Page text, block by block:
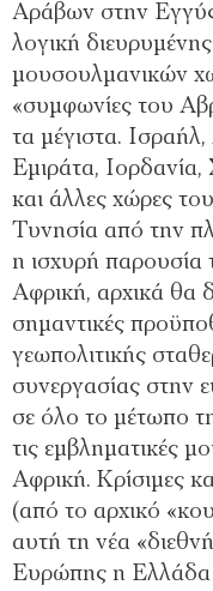
Αράβων στην
λογική
μουσουλμανικών
«συμφωνίες του
τα μέγιστα.
Εμιράτα,
και άλλες χώρες
Τυνησία από την
η ισχυρή παρουσία
Αφρική, αρχικά θα
σημαντικές
γεωπολιτικής
συνεργασίας στην
σε όλο το μέτωπο
τις εμβληματικές
Αφρική. Κρίσιμες
(από το αρχικό
αυτή τη νέα
Ευρώπης η Ελλάδα